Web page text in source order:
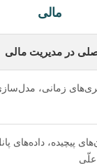
مالی
در مدیریت مالی
زمانی، مدل‌سازی
داده‌های پانل،